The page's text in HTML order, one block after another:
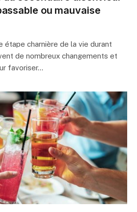
ou mauvaise
étape charnière de la vie durant
de nombreux changements et
favoriser…